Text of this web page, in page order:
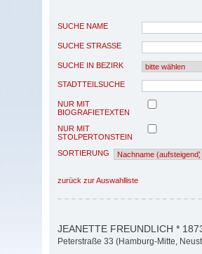
SUCHE NAME
SUCHE STRASSE
SUCHE IN BEZIRK
STADTTEILSUCHE
NUR MIT
BIOGRAFIETEXTEN
NUR MIT
STOLPERTONSTEIN
SORTIERUNG
zurück zur Auswahlliste
JEANETTE FREUNDLICH *
Peterstraße 33 (Hamburg-Mitte,